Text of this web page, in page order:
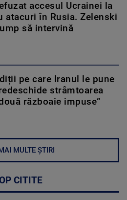
accesul Ucrainei la
atacuri în Rusia. Zelenski
să intervină
pe care Iranul le pune
strâmtoarea
războaie impuse”
MULTE ȘTIRI
CITITE